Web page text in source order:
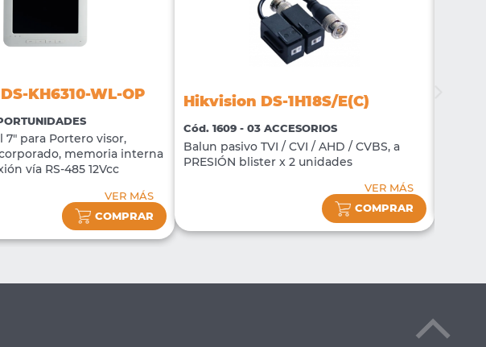
KH6310-WL-OP
7" para Portero visor,
memoria interna
vía RS-485 12Vcc
VER MÁS
COMPRAR
Hikvision DS-1H18S/E(C)
Cód. 1609 - 03 ACCESORIOS
Balun pasivo TVI / CVI / AHD / CVBS, a
PRESIÓN blister x 2 unidades
VER MÁS
COMPRAR